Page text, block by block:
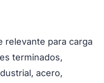
relevante para carga
terminados,
acero,